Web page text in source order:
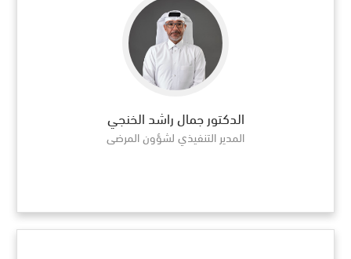
الدكتور جمال راشد الخنجي
المدير التنفيذي لشؤون المرضى